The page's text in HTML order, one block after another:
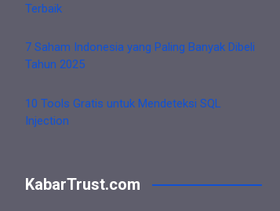
Terbaik
7 Saham Indonesia yang Paling Banyak Dibeli
Tahun 2025
10 Tools Gratis untuk Mendeteksi SQL
Injection
KabarTrust.com